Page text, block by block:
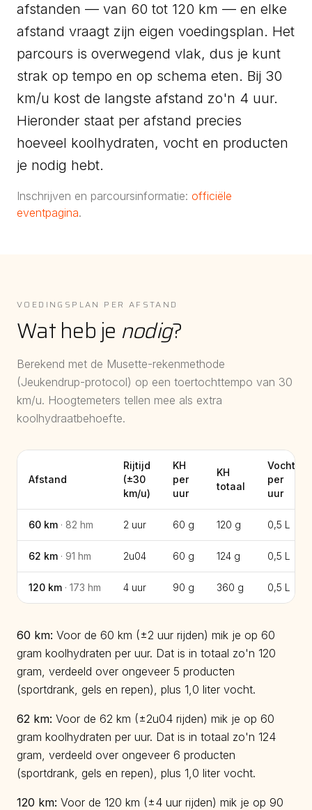
afstanden — van 60 tot 120 km — en elke
afstand vraagt zijn eigen voedingsplan. Het
parcours is overwegend vlak, dus je kunt
strak op tempo en op schema eten. Bij 30
km/u kost de langste afstand zo'n 4 uur.
Hieronder staat per afstand precies
hoeveel koolhydraten, vocht en producten
je nodig hebt.
Inschrijven en parcoursinformatie: officiële
eventpagina.
VOEDINGSPLAN PER AFSTAND
Wat heb je nodig?
Berekend met de Musette-rekenmethode
(Jeukendrup-protocol) op een toertochttempo van 30
km/u. Hoogtemeters tellen mee als extra
koolhydraatbehoefte.
Afstand
Rijtijd
(±30
km/u)
KH
per
uur
KH
totaal
Vocht
per
uur
60 km · 82 hm 2 uur 60 g 120 g 0,5 L
62 km · 91 hm 2u04 60 g 124 g 0,5 L
120 km · 173 hm 4 uur 90 g 360 g 0,5 L
60 km: Voor de 60 km (±2 uur rijden) mik je op 60
gram koolhydraten per uur. Dat is in totaal zo'n 120
gram, verdeeld over ongeveer 5 producten
(sportdrank, gels en repen), plus 1,0 liter vocht.
62 km: Voor de 62 km (±2u04 rijden) mik je op 60
gram koolhydraten per uur. Dat is in totaal zo'n 124
gram, verdeeld over ongeveer 6 producten
(sportdrank, gels en repen), plus 1,0 liter vocht.
120 km: Voor de 120 km (±4 uur rijden) mik je op 90